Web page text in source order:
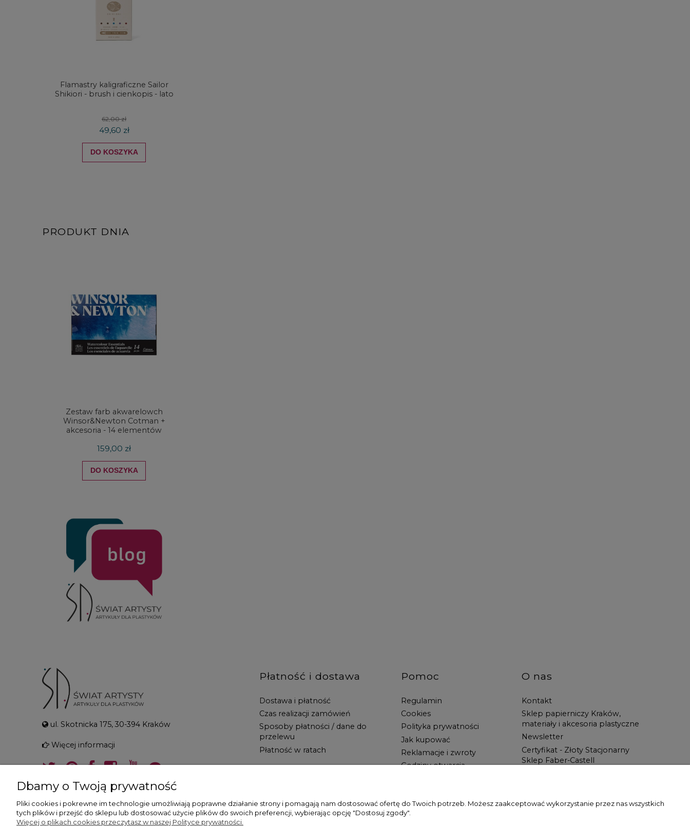
Flamastry kaligraficzne Sailor
Shikiori - brush i cienkopis - lato
62,00 zł
49,60 zł
DO KOSZYKA
PRODUKT DNIA
Zestaw farb akwarelowch
Winsor&Newton Cotman +
akcesoria - 14 elementów
159,00 zł
DO KOSZYKA
ul. Skotnicka 175, 30-394 Kraków
Więcej informacji
Płatność i dostawa
Dostawa i płatność
Czas realizacji zamówień
Sposoby płatności / dane do
przelewu
Płatność w ratach
Pomoc
Regulamin
Cookies
Polityka prywatności
Jak kupować
Reklamacje i zwroty
Godziny otwarcia
O nas
Kontakt
Sklep papierniczy Kraków,
materiały i akcesoria plastyczne
Newsletter
Certyfikat - Złoty Stacjonarny
Sklep Faber-Castell
Wszystko dla ucznia w Świat
Artysty!
Dbamy o Twoją prywatność
Pliki cookies i pokrewne im technologie umożliwiają poprawne działanie strony i pomagają nam dostosować ofertę do Twoich potrzeb. Możesz zaakceptować wykorzystanie przez nas wszystkich
tych plików i przejść do sklepu lub dostosować użycie plików do swoich preferencji, wybierając opcję "Dostosuj zgody".
Więcej o plikach cookies przeczytasz w naszej Polityce prywatności.